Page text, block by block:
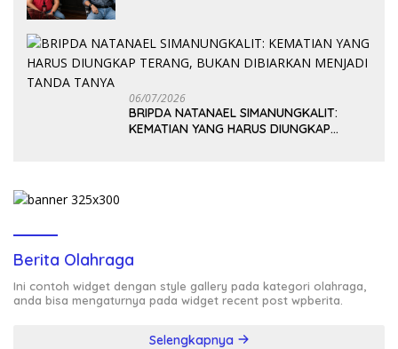
06/07/2026
BRIPDA NATANAEL SIMANUNGKALIT:
KEMATIAN YANG HARUS DIUNGKAP
Berita Olahraga
Ini contoh widget dengan style gallery pada kategori olahraga,
anda bisa mengaturnya pada widget recent post wpberita.
Selengkapnya